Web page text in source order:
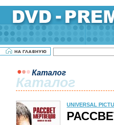
Каталог
Каталог
UNIVERSAL